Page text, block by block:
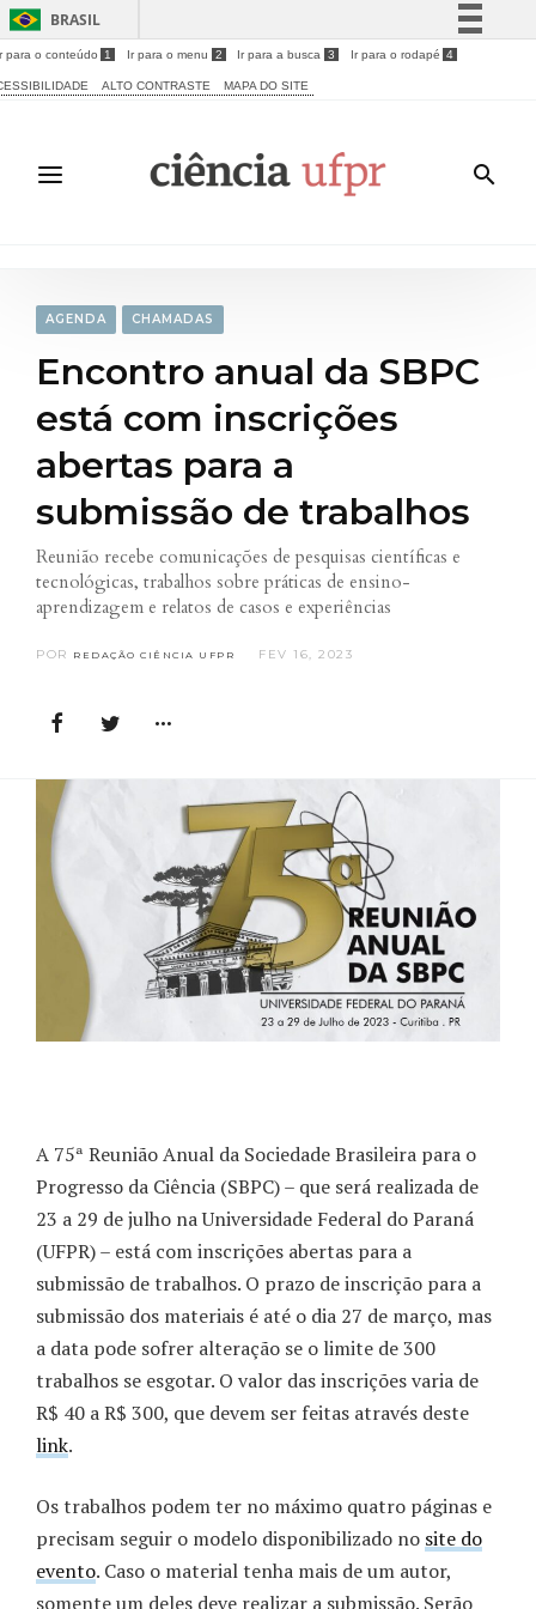
BRASIL
Simplifique!
Acesso à informação
Legislação
para o conteúdo 1 Ir para o menu 2 Ir para a busca 3 Ir para o rodapé 4
ALTO CONTRASTE MAPA DO SITE
AGENDA CHAMADAS
Encontro anual da SBPC
está com inscrições
abertas para a
submissão de trabalhos
Reunião recebe comunicações de pesquisas científicas e
tecnológicas, trabalhos sobre práticas de ensino-
aprendizagem e relatos de casos e experiências
POR REDAÇÃO CIÊNCIA UFPR FEV 16, 2023
A 75ª Reunião Anual da Sociedade Brasileira para o
Progresso da Ciência (SBPC) – que será realizada de
23 a 29 de julho na Universidade Federal do Paraná
(UFPR) – está com inscrições abertas para a
submissão de trabalhos. O prazo de inscrição para a
submissão dos materiais é até o dia 27 de março, mas
a data pode sofrer alteração se o limite de 300
trabalhos se esgotar. O valor das inscrições varia de
R$ 40 a R$ 300, que devem ser feitas através deste
link.
Os trabalhos podem ter no máximo quatro páginas e
precisam seguir o modelo disponibilizado no site do
evento. Caso o material tenha mais de um autor,
somente um deles deve realizar a submissão. Serão